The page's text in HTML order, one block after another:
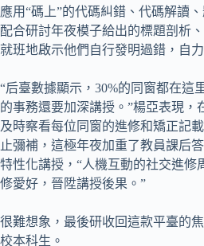
應用“碼上”的代碼糾錯、代碼解讀
配合研討年夜模子給出的標題剖析
就班地啟示他們自行發明過錯，自
“后臺數據顯示，30%的同窗都在這
的事務還要加深講授。”楊亞表現，
及時察看每位同窗的進修和矯正記
止彌補，這極年夜加重了教員課后
特性化講授，“人機互動的社交進修
修愛好，晉陞講授後果。”
很難想象，最後研收回這款平臺的
校本科生。